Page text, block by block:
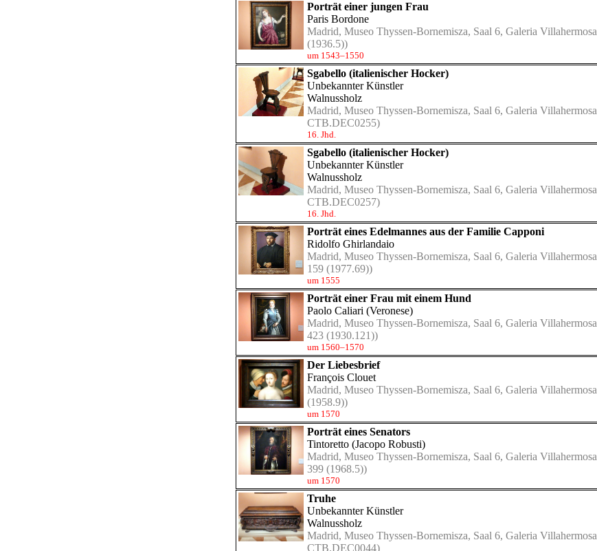
Porträt einer jungen Frau
Paris Bordone
Madrid, Museo Thyssen-Bornemisza, Saal 6, Galeria Villahermosa
(1936.5))
um 1543–1550
Sgabello (italienischer Hocker)
Unbekannter Künstler
Walnussholz
Madrid, Museo Thyssen-Bornemisza, Saal 6, Galeria Villahermosa
CTB.DEC0255)
16. Jhd.
Sgabello (italienischer Hocker)
Unbekannter Künstler
Walnussholz
Madrid, Museo Thyssen-Bornemisza, Saal 6, Galeria Villahermosa
CTB.DEC0257)
16. Jhd.
Porträt eines Edelmannes aus der Familie Capponi
Ridolfo Ghirlandaio
Madrid, Museo Thyssen-Bornemisza, Saal 6, Galeria Villahermosa
159 (1977.69))
um 1555
Porträt einer Frau mit einem Hund
Paolo Caliari (Veronese)
Madrid, Museo Thyssen-Bornemisza, Saal 6, Galeria Villahermosa
423 (1930.121))
um 1560–1570
Der Liebesbrief
François Clouet
Madrid, Museo Thyssen-Bornemisza, Saal 6, Galeria Villahermosa
(1958.9))
um 1570
Porträt eines Senators
Tintoretto (Jacopo Robusti)
Madrid, Museo Thyssen-Bornemisza, Saal 6, Galeria Villahermosa
399 (1968.5))
um 1570
Truhe
Unbekannter Künstler
Walnussholz
Madrid, Museo Thyssen-Bornemisza, Saal 6, Galeria Villahermosa
CTB.DEC0044)